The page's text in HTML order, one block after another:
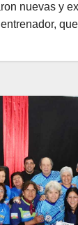
nuevas y